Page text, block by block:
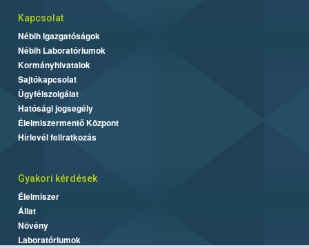
Kapcsolat
Nébih Igazgatóságok
Nébih Laboratóriumok
Kormányhivatalok
Sajtókapcsolat
Ügyfélszolgálat
Hatósági jogsegély
Élelmiszermentő Központ
Hírlevél feliratkozás
Gyakori kérdések
Élelmiszer
Állat
Növény
Laboratóriumok